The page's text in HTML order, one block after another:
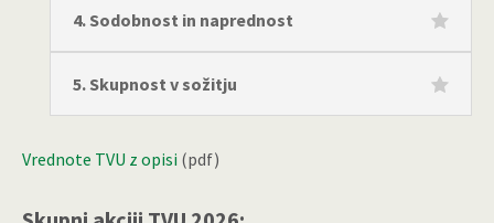
4. Sodobnost in naprednost
5. Skupnost v sožitju
Vrednote TVU z opisi (pdf)